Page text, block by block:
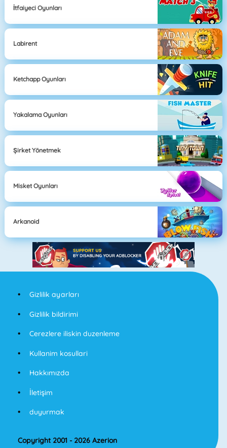
İtfaiyeci Oyunları
Labirent
Ketchapp Oyunları
Yakalama Oyunları
Şirket Yönetmek
Misket Oyunları
Arkanoid
Gizlilik ayarları
Gizlilik bildirimi
Cerezlere iliskin duzenleme
Kullanim kosullari
Hakkımızda
İletişim
duyurmak
Copyright 2001 - 2026 Azerion